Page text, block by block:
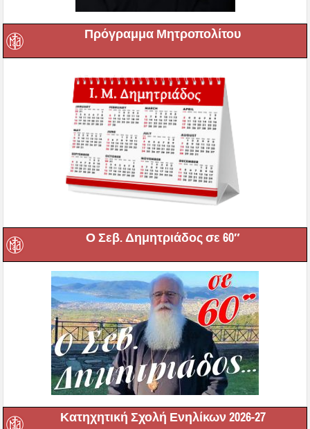
Πρόγραμμα Μητροπολίτου
Ο Σεβ. Δημητριάδος σε 60″
Κατηχητική Σχολή Ενηλίκων 2026-27